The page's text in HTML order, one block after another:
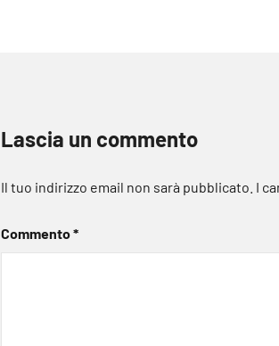
Lascia un commento
Il tuo indirizzo email non sarà pubblicato. I
Commento*